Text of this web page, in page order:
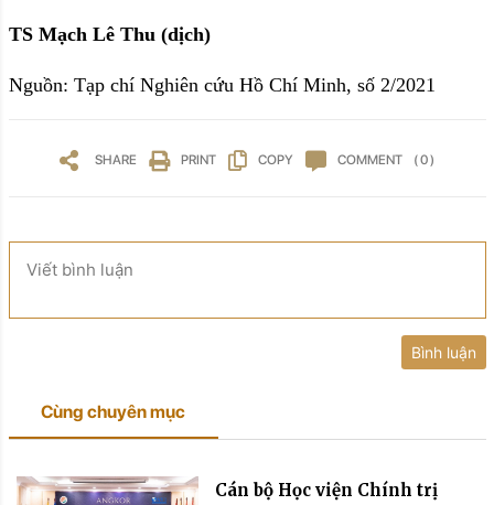
TS Mạch Lê Thu (dịch)
Nguồn: Tạp chí Nghiên cứu Hồ Chí Minh, số 2/2021
SHARE PRINT COPY COMMENT ( 0 )
Viết bình luận
Bình luận
Cùng chuyên mục
Cán bộ Học viện Chính trị